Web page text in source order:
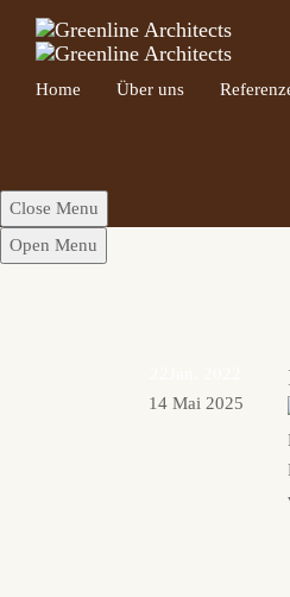
Home Über uns
Close Menu
Open Menu
14 Mai 2025